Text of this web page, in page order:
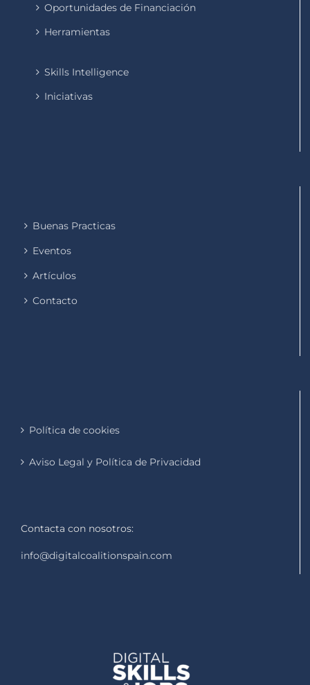
Oportunidades de Financiación
Herramientas
Skills Intelligence
Iniciativas
Buenas Practicas
Eventos
Artículos
Contacto
Política de cookies
Aviso Legal y Política de Privacidad
Contacta con nosotros:
info@digitalcoalitionspain.com